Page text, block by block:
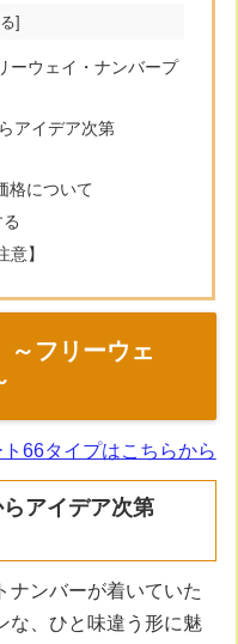
ウェイ・ナンバープ
アイデア次第
格について
】
フリーウェ
66タイプはこちらから
アイデア次第
ナンバーが着いていた
な、ひと味違う形に魅